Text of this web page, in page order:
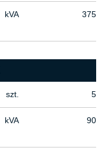
kVA 375
szt. 5
kVA 90